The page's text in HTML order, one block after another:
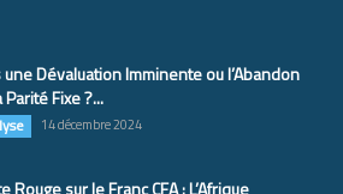
Dévaluation Imminente ou l’Abandon
Parité Fixe ?...
14 décembre 2024
Rouge sur le Franc CFA : L’Afrique